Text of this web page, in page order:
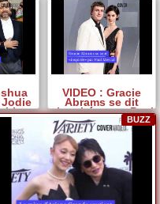
à
VIDEO : Gracie
Abrams se dit
«inspirée» par Paul
Mescal BUZZ